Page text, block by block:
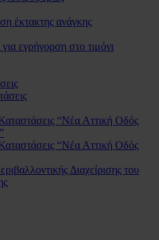
έκτακτης ανάγκης
εγρήγορση στο τιμόνι
“Νέα Αττική Οδός
“Νέα Αττική Οδός
Διαχείρισης του